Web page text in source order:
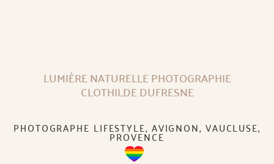
LUMIÈRE NATURELLE PHOTOGRAPHIE
CLOTHILDE DUFRESNE
PHOTOGRAPHE LIFESTYLE, AVIGNON, VAUCLUSE,
PROVENCE